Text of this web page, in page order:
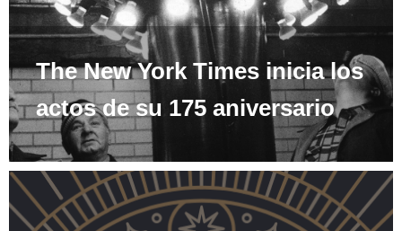
The New York Times inicia los
actos de su 175 aniversario